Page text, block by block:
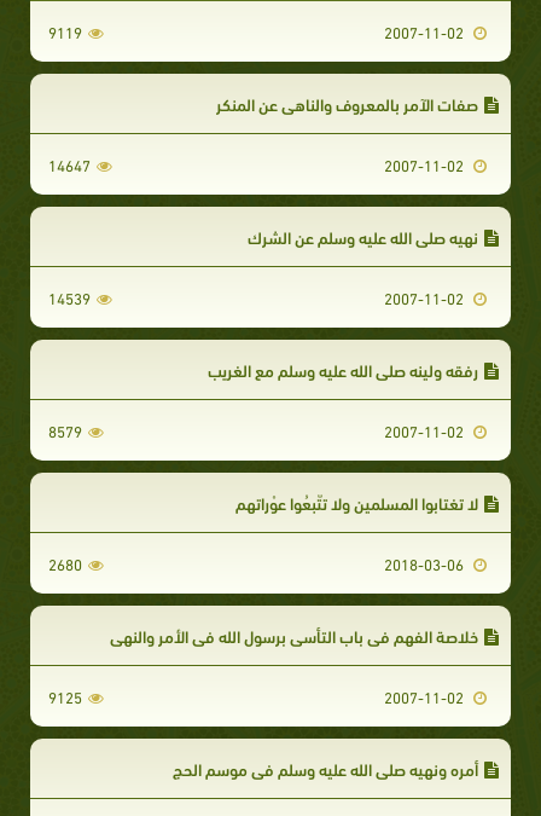
9119
صفات الآمر بالمعروف والناهي عن المنكر
14647
نهيه صلى الله عليه وسلم عن الشرك
14539
رفقه ولينه صلى الله عليه وسلم مع الغريب
8579
لا تغتابوا المسلمين ولا تتّبِعُوا عوْراتهم
2680
خلاصة الفهم في باب التأسي برسول الله في الأمر والنهي
9125
أمره ونهيه صلى الله عليه وسلم في موسم الحج